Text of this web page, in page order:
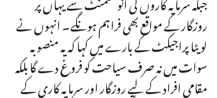
روزگار کے مواقع بھی فراہم ہونگے۔ انہوں نے
لویٹا پراجیکٹ کے بارے میں کہا کہ یہ منصوبہ
سوات میں نہ صرف سیاحت کو فروغ دے گا بلکہ
مقامی افراد کے لیے روزگار اور سرمایہ کاری کے